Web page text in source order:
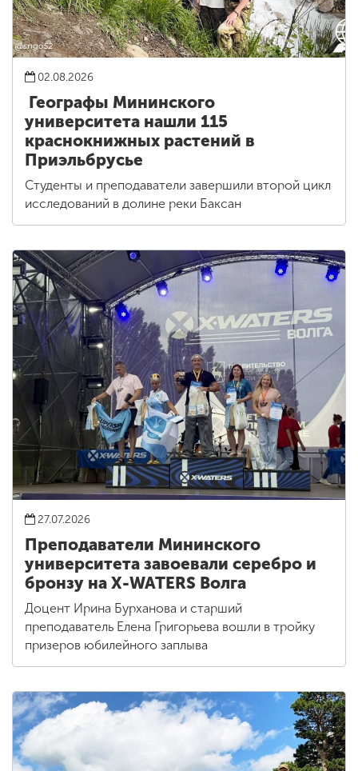
02.08.2026
Географы Мининского
университета нашли 115
краснокнижных растений в
Приэльбрусье
Студенты и преподаватели завершили второй цикл
исследований в долине реки Баксан
27.07.2026
Преподаватели Мининского
университета завоевали серебро и
бронзу на X-WATERS Волга
Доцент Ирина Бурханова и старший
преподаватель Елена Григорьева вошли в тройку
призеров юбилейного заплыва